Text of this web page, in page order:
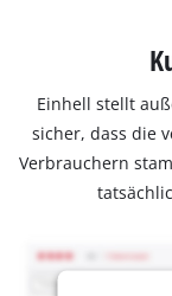
Einhell stellt
sicher, dass die
Verbrauchern